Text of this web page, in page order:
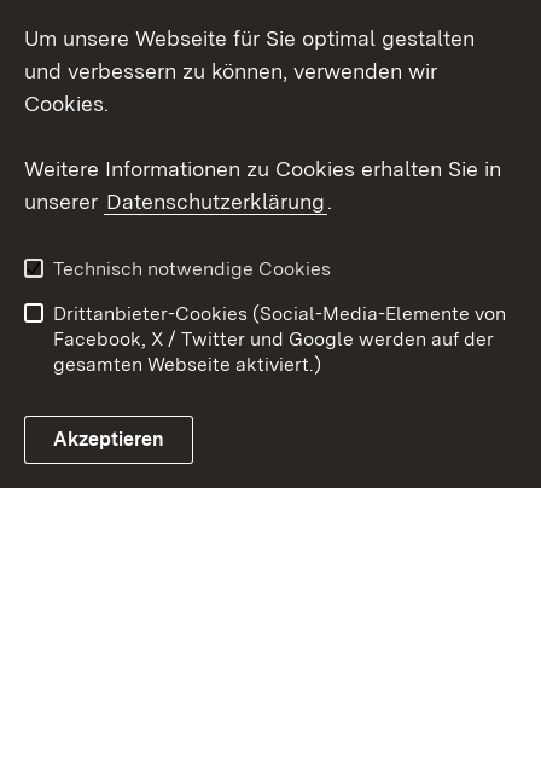
Social Wall
Youtube
Link zum Landesportal
Kontakt
Datenschutz
Barrierefreiheit
Impressum Cookies
Um unsere Webseite für Sie optimal gestalten
und verbessern zu können, verwenden wir
Cookies.
Weitere Informationen zu Cookies erhalten Sie in
unserer Datenschutzerklärung.
Technisch notwendige Cookies
Drittanbieter-Cookies (Social-Media-Elemente von
Facebook, X / Twitter und Google werden auf der
gesamten Webseite aktiviert.)
Akzeptieren